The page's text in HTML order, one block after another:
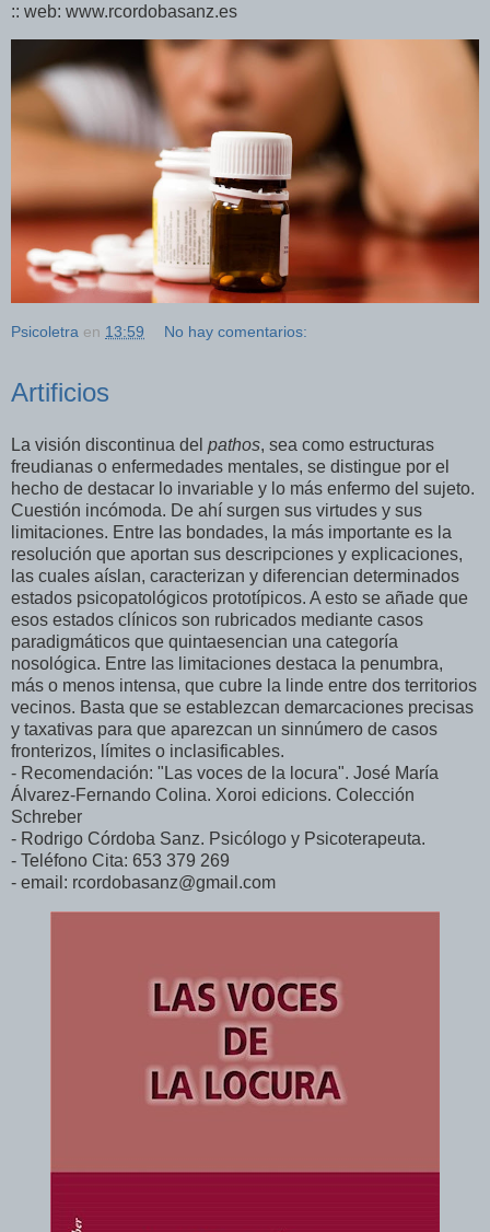
:: web: www.rcordobasanz.es
Psicoletra en 13:59 No hay comentarios:
Artificios
La visión discontinua del pathos, sea como estructuras
freudianas o enfermedades mentales, se distingue por el
hecho de destacar lo invariable y lo más enfermo del sujeto.
Cuestión incómoda. De ahí surgen sus virtudes y sus
limitaciones. Entre las bondades, la más importante es la
resolución que aportan sus descripciones y explicaciones,
las cuales aíslan, caracterizan y diferencian determinados
estados psicopatológicos prototípicos. A esto se añade que
esos estados clínicos son rubricados mediante casos
paradigmáticos que quintaesencian una categoría
nosológica. Entre las limitaciones destaca la penumbra,
más o menos intensa, que cubre la linde entre dos territorios
vecinos. Basta que se establezcan demarcaciones precisas
y taxativas para que aparezcan un sinnúmero de casos
fronterizos, límites o inclasificables.
- Recomendación: "Las voces de la locura". José María
Álvarez-Fernando Colina. Xoroi edicions. Colección
Schreber
- Rodrigo Córdoba Sanz. Psicólogo y Psicoterapeuta.
- Teléfono Cita: 653 379 269
- email: rcordobasanz@gmail.com